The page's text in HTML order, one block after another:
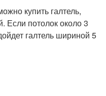
купить галтель,
Если потолок около 3
галтель шириной 5